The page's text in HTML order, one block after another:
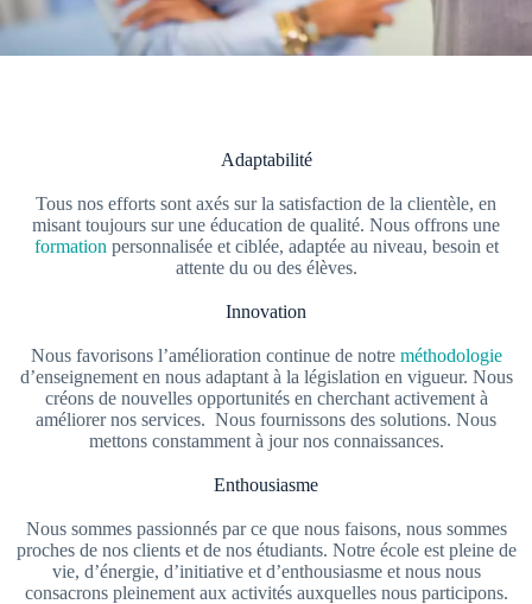
Adaptabilité
Tous nos efforts sont axés sur la satisfaction de la clientèle, en
misant toujours sur une éducation de qualité. Nous offrons une
formation personnalisée et ciblée, adaptée au niveau, besoin et
attente du ou des élèves.
Innovation
Nous favorisons l’amélioration continue de notre méthodologie
d’enseignement en nous adaptant à la législation en vigueur. Nous
créons de nouvelles opportunités en cherchant activement à
améliorer nos services. Nous fournissons des solutions. Nous
mettons constamment à jour nos connaissances.
Enthousiasme
Nous sommes passionnés par ce que nous faisons, nous sommes
proches de nos clients et de nos étudiants. Notre école est pleine de
vie, d’énergie, d’initiative et d’enthousiasme et nous nous
consacrons pleinement aux activités auxquelles nous participons.